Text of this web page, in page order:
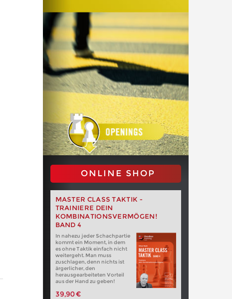
ONLINE SHOP
MASTER CLASS TAKTIK -
TRAINIERE DEIN
KOMBINATIONSVERMÖGEN!
BAND 4
In nahezu jeder Schachpartie
kommt ein Moment, in dem
es ohne Taktik einfach nicht
weitergeht. Man muss
zuschlagen, denn nichts ist
ärgerlicher, den
herausgearbeiteten Vorteil
aus der Hand zu geben!
39,90 €